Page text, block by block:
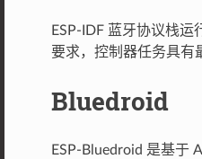
ESP-IDF 蓝牙协议栈
要求，控制器任务具有
Bluedroid
ESP-Bluedroid 是基于